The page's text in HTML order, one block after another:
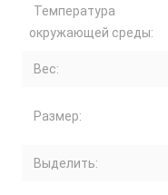
Температура
окружающей среды:
Вес:
Размер:
Выделить: